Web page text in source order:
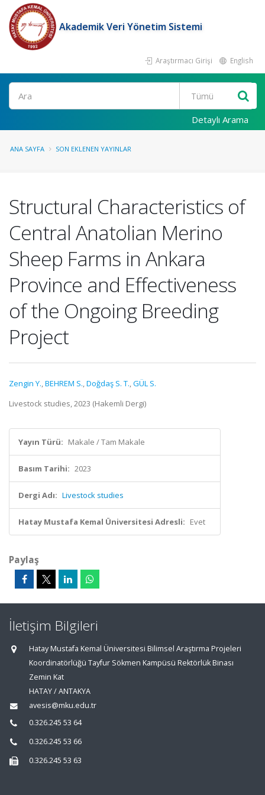
Akademik Veri Yönetim Sistemi
Araştırmacı Girişi English
Ara
Detaylı Arama
ANA SAYFA SON EKLENEN YAYINLAR
Structural Characteristics of
Central Anatolian Merino
Sheep Farms in Ankara
Province and Effectiveness
of the Ongoing Breeding
Project
Zengin Y.,BEHREM S.,Doğdaş S. T.,GÜL S.
Livestock studies, 2023 (Hakemli Dergi)
Yayın Türü: Makale / Tam Makale
Basım Tarihi: 2023
Dergi Adı: Livestock studies
Hatay Mustafa Kemal Üniversitesi Adresli: Evet
Paylaş
İletişim Bilgileri
Hatay Mustafa Kemal Üniversitesi Bilimsel Araştırma Projeleri
Koordinatörlüğü Tayfur Sökmen Kampüsü Rektörlük Binası
Zemin Kat
HATAY / ANTAKYA
avesis@mku.edu.tr
0.326.245 53 64
0.326.245 53 66
0.326.245 53 63